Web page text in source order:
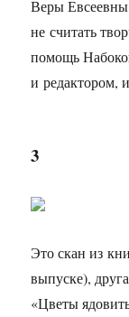
Веры Евсеевны
не считать
помощь
и редактором,
3
Это скан из
выпуске),
«Цветы